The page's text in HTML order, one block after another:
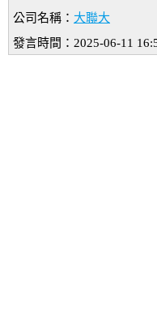
公司名稱： 大聯大
發言時間：2025-06-11